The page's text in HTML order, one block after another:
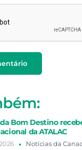
Bom Destino
da ATALAC
Notícias da